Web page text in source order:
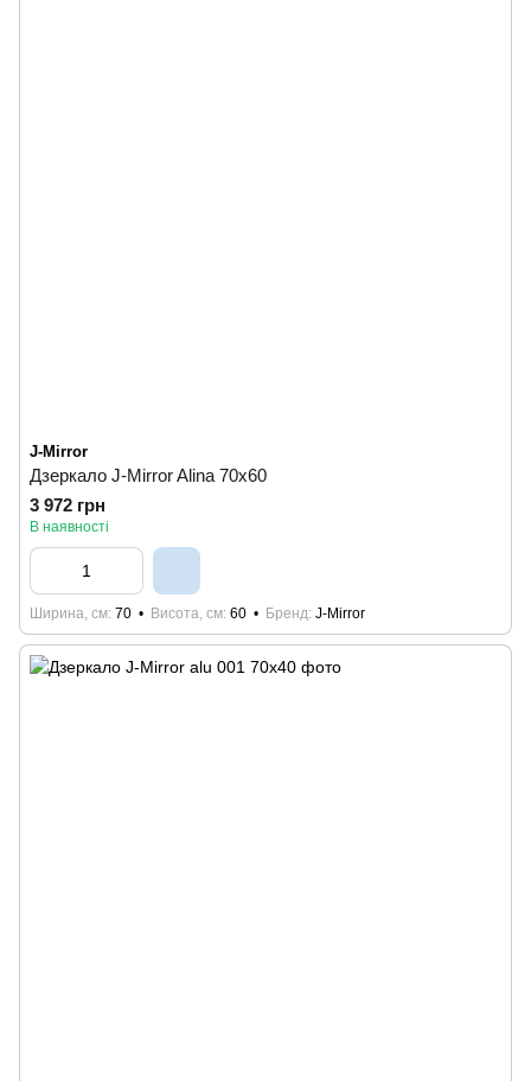
J-Mirror
Дзеркало J-Mirror Alina 70x60
3 972 грн
В наявності
Ширина, см 70 Висота, см 60 Бренд J-Mirror